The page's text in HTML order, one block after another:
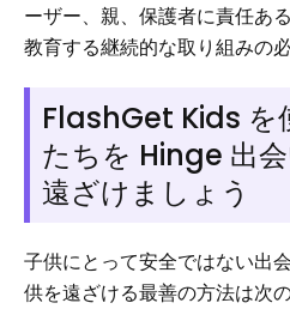
ーザー、親、保護者に責任あ
教育する継続的な取り組みの
FlashGet Kids を
たちを Hinge 出
遠ざけましょう
子供にとって安全ではない出
供を遠ざける最善の方法は次